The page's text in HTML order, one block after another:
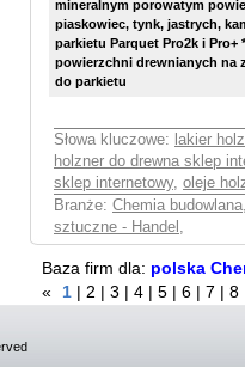
mineralnym porowatym
piaskowiec, tynk, jastrych,
parkietu Parquet Pro2k i Pro+
powierzchni drewnianych na
do parkietu
Słowa kluczowe: lakier
holzner do drewna sklep
sklep internetowy, oleje
Branże: Chemia budowlana
sztuczne - Handel ,
Baza firm dla: polska
«
1 2 3 4 5 6 7 8